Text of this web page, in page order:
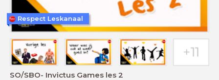
SO/SBO- Invictus Games les 2
Respect Leskanaal